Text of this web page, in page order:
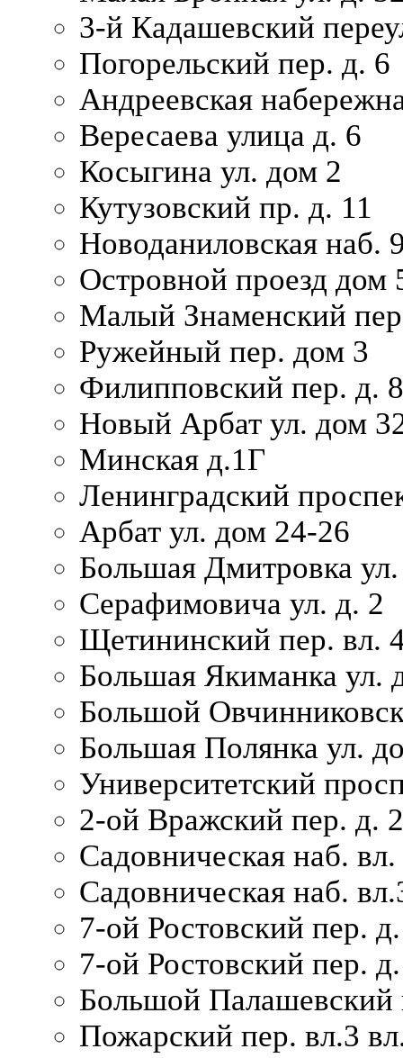
3-й Кадашевский
Погорельский пер. д. 6
Андреевская
Вересаева улица д. 6
Косыгина ул. дом 2
Кутузовский пр. д. 11
Новоданиловская наб.
Островной проезд дом
Малый Знаменский
Ружейный пер. дом 3
Филипповский пер. д. 8
Новый Арбат ул. дом
Минская д.1Г
Ленинградский
Арбат ул. дом 24-26
Большая Дмитровка
Серафимовича ул. д. 2
Щетининский пер. вл.
Большая Якиманка ул.
Большой
Большая Полянка ул.
Университетский
2-ой Вражский пер. д. 2
Садовническая наб.
Садовническая наб.
7-ой Ростовский пер.
7-ой Ростовский пер.
Большой Палашевский
Пожарский пер. вл.3